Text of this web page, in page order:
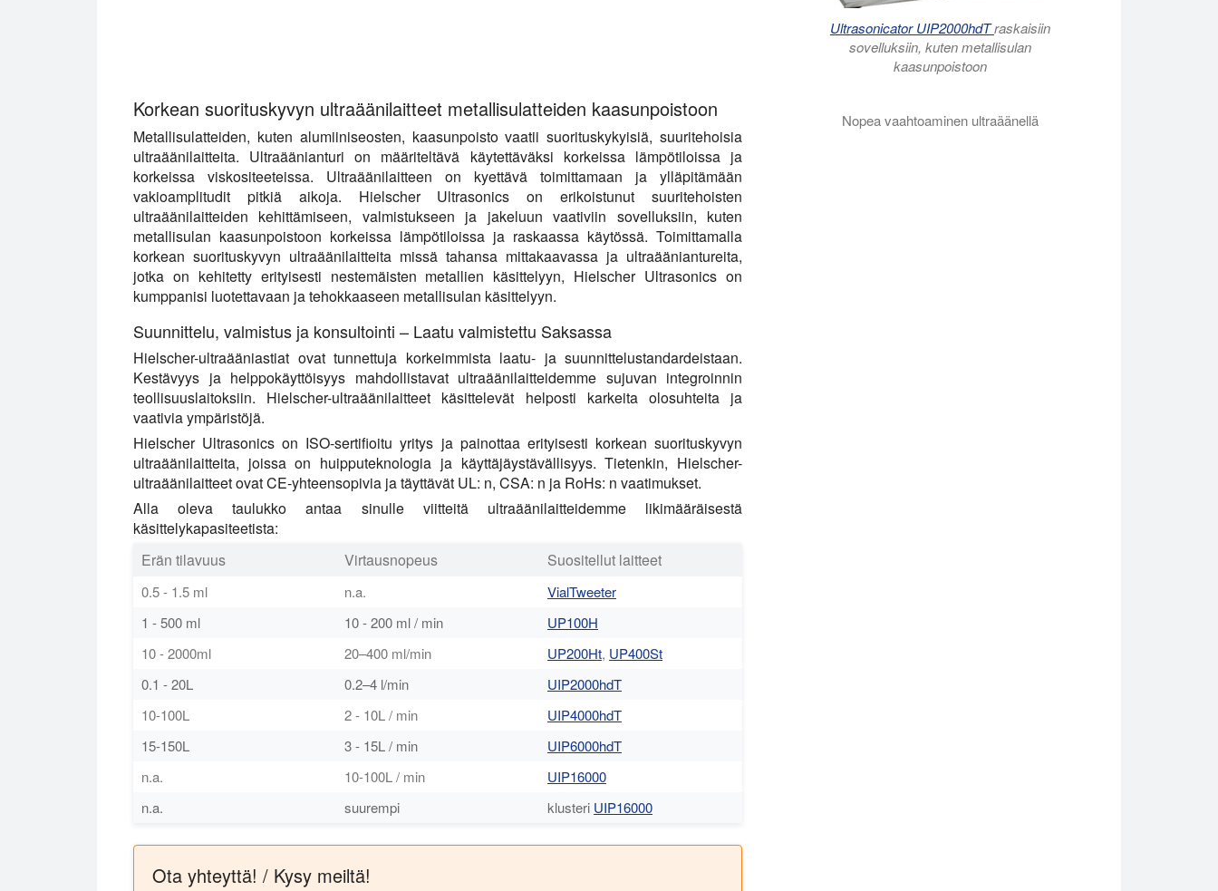
Ultrasonicator UIP2000hdTraskaisiin
sovelluksiin, kuten metallisulan
kaasunpoistoon
Korkean suorituskyvyn ultraäänilaitteet metallisulatteiden kaasunpoistoon
Metallisulatteiden, kuten alumiiniseosten, kaasunpoisto vaatii suorituskykyisiä, suuritehoisia
ultraäänilaitteita. Ultraäänianturi on määriteltävä käytettäväksi korkeissa lämpötiloissa ja
korkeissa viskositeeteissa. Ultraäänilaitteen on kyettävä toimittamaan ja ylläpitämään
vakioamplitudit pitkiä aikoja. Hielscher Ultrasonics on erikoistunut suuritehoisten
ultraäänilaitteiden kehittämiseen, valmistukseen ja jakeluun vaativiin sovelluksiin, kuten
metallisulan kaasunpoistoon korkeissa lämpötiloissa ja raskaassa käytössä. Toimittamalla
korkean suorituskyvyn ultraäänilaitteita missä tahansa mittakaavassa ja ultraääniantureita,
jotka on kehitetty erityisesti nestemäisten metallien käsittelyyn, Hielscher Ultrasonics on
kumppanisi luotettavaan ja tehokkaaseen metallisulan käsittelyyn.
Suunnittelu, valmistus ja konsultointi – Laatu valmistettu Saksassa
Hielscher-ultraääniastiat ovat tunnettuja korkeimmista laatu- ja suunnittelustandardeistaan.
Kestävyys ja helppokäyttöisyys mahdollistavat ultraäänilaitteidemme sujuvan integroinnin
teollisuuslaitoksiin. Hielscher-ultraäänilaitteet käsittelevät helposti karkeita olosuhteita ja
vaativia ympäristöjä.
Hielscher Ultrasonics on ISO-sertifioitu yritys ja painottaa erityisesti korkean suorituskyvyn
ultraäänilaitteita, joissa on huipputeknologia ja käyttäjäystävällisyys. Tietenkin, Hielscher-
ultraäänilaitteet ovat CE-yhteensopivia ja täyttävät UL: n, CSA: n ja RoHs: n vaatimukset.
Alla oleva taulukko antaa sinulle viitteitä ultraäänilaitteidemme likimääräisestä
käsittelykapasiteetista:
Erän tilavuus
Virtausnopeus Suositellut laitteet
0.5 - 1.5 ml n.a.
VialTweeter
1 - 500 ml
10 - 200 ml / min
UP100H
10 - 2000ml
20–400 ml/min UP200Ht, UP400St
0.1 - 20L
0.2–4 l/min
UIP2000hdT
10-100L
2 - 10L / min
UIP4000hdT
15-150L
3 - 15L / min
UIP6000hdT
n.a.
10-100L / min
UIP16000
n.a.
suurempi klusteri UIP16000
Ota yhteyttä! / Kysy meiltä!
Nopea vaahtoaminen ultraäänellä